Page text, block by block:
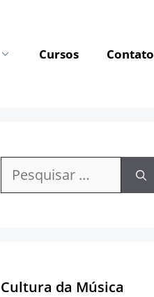
Cursos Contato
Pesquisar
Cultura da Música